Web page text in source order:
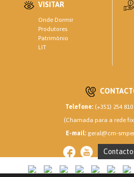
VISITAR
Onde Dormir
Produtores
Património
LIT
Telefone:(+351) 254 810
(Chamada para a rede
E-mail:geral@cm-